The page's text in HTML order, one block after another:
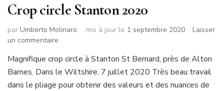
Crop circle Stanton 2020
par Umberto Molinaro mis à jour le 1 septembre 2020
Laisser
un commentaire
circle
Stanton
2020
Magnifique crop circle à Stanton St Bernard, près de Alton
Barnes. Dans le Wiltshire. 7 juillet 2020 Très beau travail
dans le pliage pour obtenir des valeurs et des nuances de